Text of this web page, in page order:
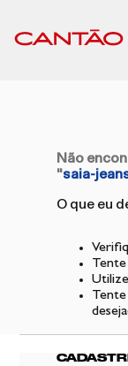
Não
"saia-
O que eu
Tente